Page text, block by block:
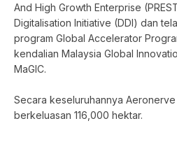
And High Growth Enterprise
Digitalisation Initiative (DDI) dan
program Global Accelerator
kendalian Malaysia Global
MaGIC.
Secara keseluruhannya
berkeluasan 116,000 hektar.